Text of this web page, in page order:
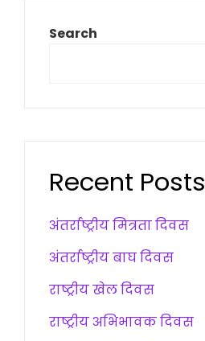
Search
Recent Posts
अंतर्राष्ट्रीय मित्रता दिवस
अंतर्राष्ट्रीय बाघ दिवस
राष्ट्रीय खेल दिवस
राष्ट्रीय अभिभावक दिवस